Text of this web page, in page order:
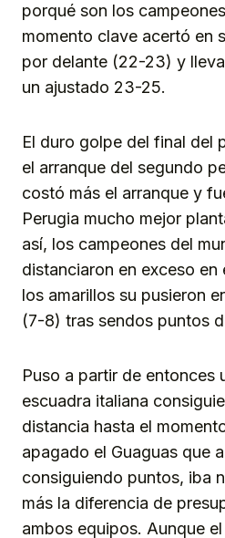
porqué son los
momento clave acertó en
por delante (22-23) y
un ajustado 23-25.
El duro golpe del final del
el arranque del segundo
costó más el arranque y
Perugia mucho mejor
así, los campeones del
distanciaron en exceso en
los amarillos su pusieron
(7-8) tras sendos puntos
Puso a partir de entonces
escuadra italiana
distancia hasta el
apagado el Guaguas que
consiguiendo puntos, iba
más la diferencia de
ambos equipos. Aunque